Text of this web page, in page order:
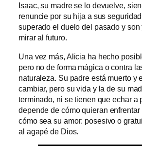
Isaac, su madre se lo devuelve,
renuncie por su hija a sus
superado el duelo del pasado y
mirar al futuro.
Una vez más, Alicia ha hecho
pero no de forma mágica o contra
naturaleza. Su padre está muerto y
cambiar, pero su vida y la de su
terminado, ni se tienen que echar a
depende de cómo quieran enfrentar
cómo sea su amor: posesivo o
al agapé de Dios.